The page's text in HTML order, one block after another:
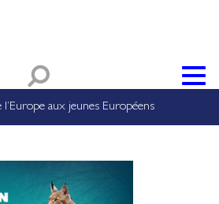
aux jeunes Européens